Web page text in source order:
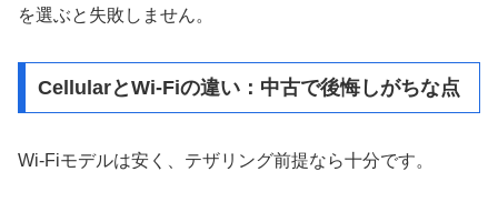
を選ぶと失敗しません。
CellularとWi-Fiの違い：中古で後悔しがちな点
Wi-Fiモデルは安く、テザリング前提なら十分です。